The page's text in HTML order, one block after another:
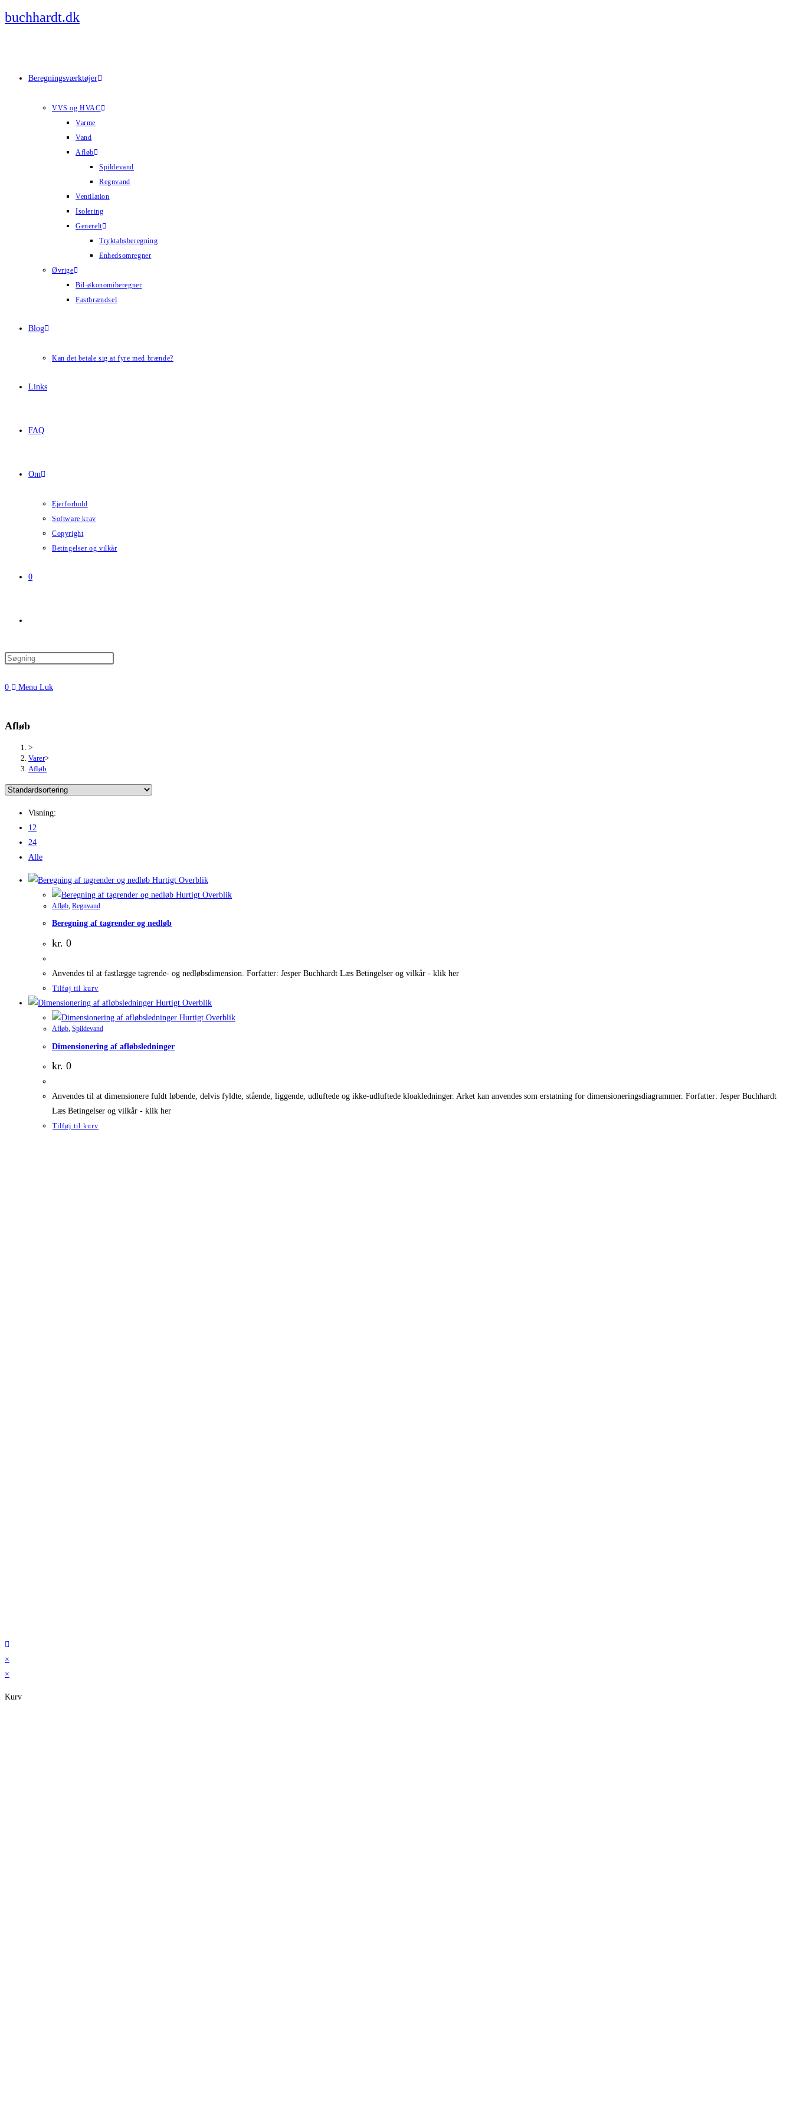
Skip
to
buchhardt.dk
Beregningsværktøjer
VVS og HVAC
Varme
Vand
Afløb
Spildevand
Regnvand
Ventilation
Isolering
Generelt
Tryktabsberegning
Enhedsomregner
Øvrige
Bil-økonomiberegner
Fastbrændsel
Blog
Kan det betale sig at fyre med brænde?
Links
FAQ
Om
Ejerforhold
Software krav
Copyright
Betingelser og vilkår
0
website
0 Menu Luk
Afløb
>
Varer>
Afløb
Visning:
12
24
Alle
Hurtigt Overblik
Hurtigt Overblik
Afløb, Regnvand
Beregning af tagrender og nedløb
kr. 0
Anvendes til at fastlægge tagrende- og nedløbsdimension. Forfatter: Jesper Buchhardt Læs Betingelser og vilkår - klik her
Tilføj til kurv
Hurtigt Overblik
Hurtigt Overblik
Afløb, Spildevand
Dimensionering af afløbsledninger
kr. 0
Anvendes til at dimensionere fuldt løbende, delvis fyldte, stående, liggende, udluftede og ikke-udluftede kloakledninger. Arket kan anvendes som erstatning for dimensioneringsdiagrammer. Forfatter: Jesper Buchhardt
Læs Betingelser og vilkår - klik her
Tilføj til kurv
×
×
Kurv